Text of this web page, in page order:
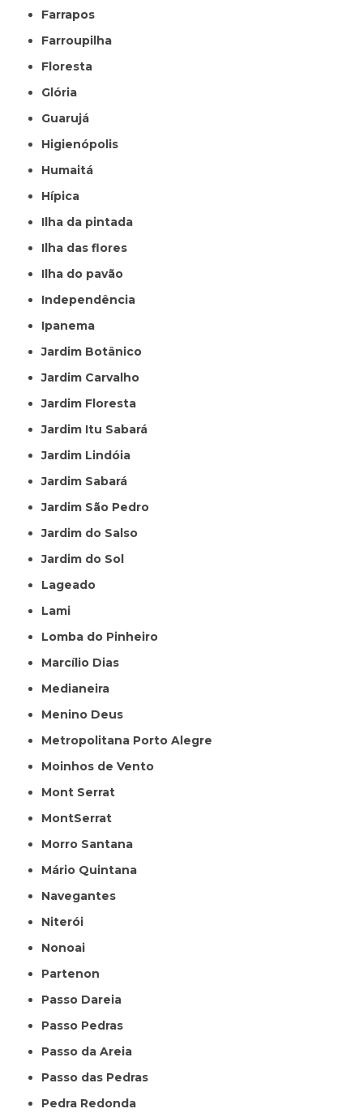
Farrapos
Farroupilha
Floresta
Glória
Guarujá
Higienópolis
Humaitá
Hípica
Ilha da pintada
Ilha das flores
Ilha do pavão
Independência
Ipanema
Jardim Botânico
Jardim Carvalho
Jardim Floresta
Jardim Itu Sabará
Jardim Lindóia
Jardim Sabará
Jardim São Pedro
Jardim do Salso
Jardim do Sol
Lageado
Lami
Lomba do Pinheiro
Marcílio Dias
Medianeira
Menino Deus
Metropolitana Porto Alegre
Moinhos de Vento
Mont Serrat
MontSerrat
Morro Santana
Mário Quintana
Navegantes
Niterói
Nonoai
Partenon
Passo Dareia
Passo Pedras
Passo da Areia
Passo das Pedras
Pedra Redonda